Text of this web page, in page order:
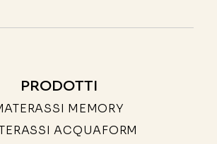
PRODOTTI
MEMORY
ACQUAFORM